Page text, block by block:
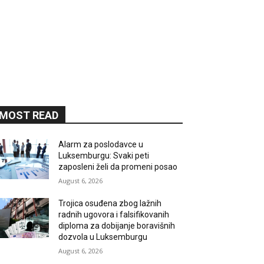
READ
Alarm za poslodavce u
Luksemburgu: Svaki peti
zaposleni želi da promeni posao
August 6, 2026
Trojica osuđena zbog lažnih
radnih ugovora i falsifikovanih
diploma za dobijanje boravišnih
dozvola u Luksemburgu
August 6, 2026